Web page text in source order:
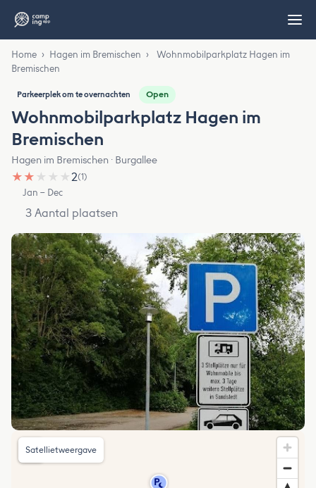
Home › Hagen im Bremischen ›
Wohnmobilparkplatz Hagen im
Bremischen
Parkeerplek om te overnachten Open
Wohnmobilparkplatz Hagen im
Bremischen
Hagen im Bremischen · Burgallee
★ ★ ★ ★ ★2(1)
Jan – Dec
3 Aantal plaatsen
Satellietweergave